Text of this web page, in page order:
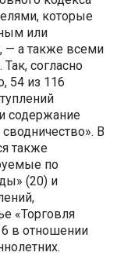
которые
или
— а также всеми
согласно
54 из 116
содержание
В
также
по
(20) и
«Торговля
в отношении